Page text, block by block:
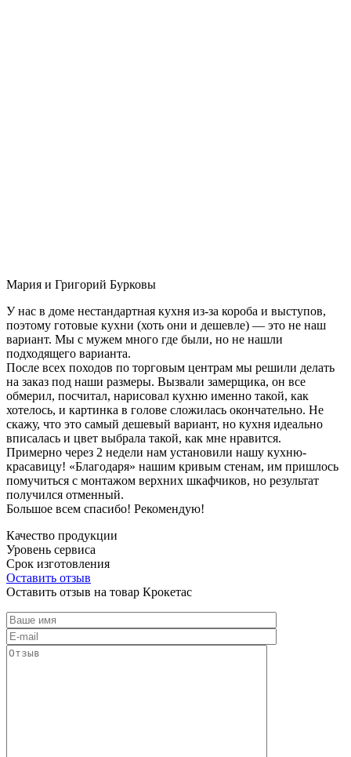
Мария и Григорий Бурковы
У нас в доме нестандартная кухня из-за короба и выступов,
поэтому готовые кухни (хоть они и дешевле) — это не наш
вариант. Мы с мужем много где были, но не нашли
подходящего варианта.
После всех походов по торговым центрам мы решили делать
на заказ под наши размеры. Вызвали замерщика, он все
обмерил, посчитал, нарисовал кухню именно такой, как
хотелось, и картинка в голове сложилась окончательно. Не
скажу, что это самый дешевый вариант, но кухня идеально
вписалась и цвет выбрала такой, как мне нравится.
Примерно через 2 недели нам установили нашу кухню-
красавицу! «Благодаря» нашим кривым стенам, им пришлось
помучиться с монтажом верхних шкафчиков, но результат
получился отменный.
Большое всем спасибо! Рекомендую!
Качество продукции
Уровень сервиса
Срок изготовления
Оставить отзыв
Оставить отзыв на товар Крокетас